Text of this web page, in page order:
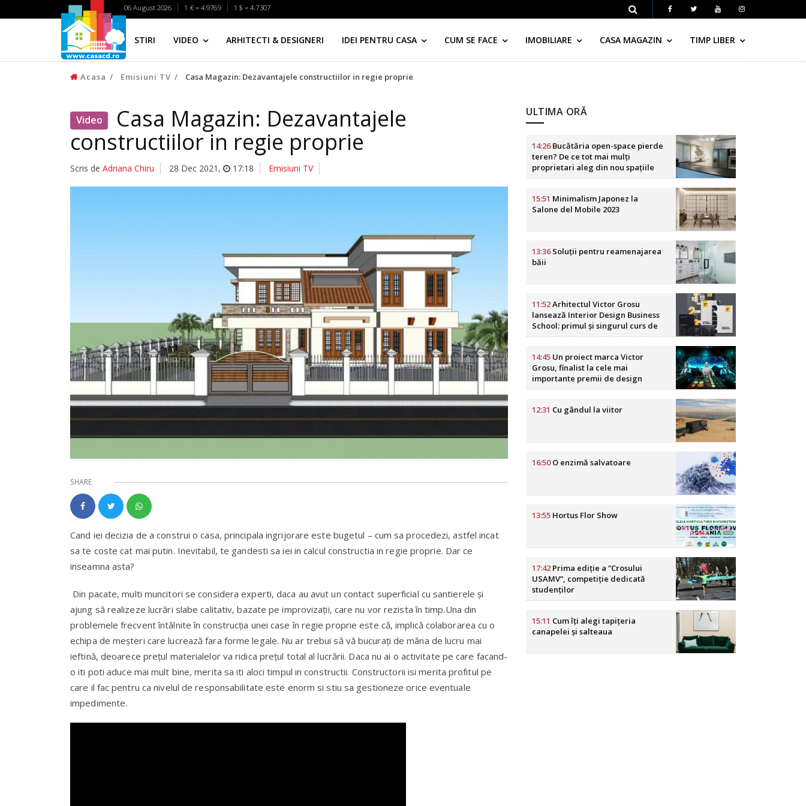
06 August 2026 1 € = 4.9769 1 $ = 4.7307
STIRI VIDEO ARHITECTI & DESIGNERI IDEI PENTRU CASA CUM SE FACE IMOBILIARE CASA MAGAZIN TIMP LIBER
Acasa Emisiuni TV Casa Magazin: Dezavantajele constructiilor in regie proprie
Video Casa Magazin: Dezavantajele
constructiilor in regie proprie
Scris de Adriana Chiru 28 Dec 2021 , 17:18 Emisiuni TV
SHARE
Cand iei decizia de a construi o casa, principala ingrijorare este bugetul – cum sa procedezi, astfel incat
sa te coste cat mai putin. Inevitabil, te gandesti sa iei in calcul constructia in regie proprie. Dar ce
inseamna asta?
Din pacate, multi muncitori se considera experti, daca au avut un contact superficial cu santierele și
ajung să realizeze lucrări slabe calitativ, bazate pe improvizații, care nu vor rezista în timp.Una din
problemele frecvent întâlnite în construcția unei case în regie proprie este că, implică colaborarea cu o
echipa de meșteri care lucrează fara forme legale. Nu ar trebui să vă bucurați de mâna de lucru mai
ieftină, deoarece prețul materialelor va ridica prețul total al lucrării. Daca nu ai o activitate pe care facand-
o iti poti aduce mai mult bine, merita sa iti aloci timpul in constructii. Constructorii isi merita profitul pe
care il fac pentru ca nivelul de responsabilitate este enorm si stiu sa gestioneze orice eventuale
impedimente.
ULTIMA ORĂ
14:26Bucătăria open-space pierde
teren? De ce tot mai mulți
proprietari aleg din nou spațiile
delimitate
15:51 Minimalism Japonez la
Salone del Mobile 2023
13:36Soluții pentru reamenajarea
băii
11:52Arhitectul Victor Grosu
lansează Interior Design Business
School: primul și singurul curs de
business în design interior din
14:45 Un proiect marca Victor
Grosu, finalist la cele mai
importante premii de design
HoReCa din lume
12:31 Cu gândul la viitor
16:50O enzimă salvatoare
13:55 Hortus Flor Show
17:42 Prima ediție a ”Crosului
USAMV”, competiție dedicată
studenților
15:11 Cum îți alegi tapițeria
canapelei și salteaua